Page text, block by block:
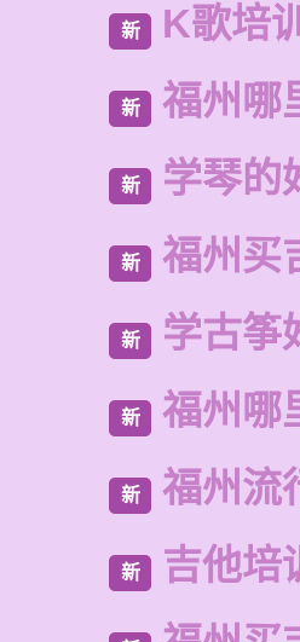
新 K歌培
新 福州哪
新 学琴的
新 福州买
新 学古筝
新 福州哪
新 福州流
新 吉他培